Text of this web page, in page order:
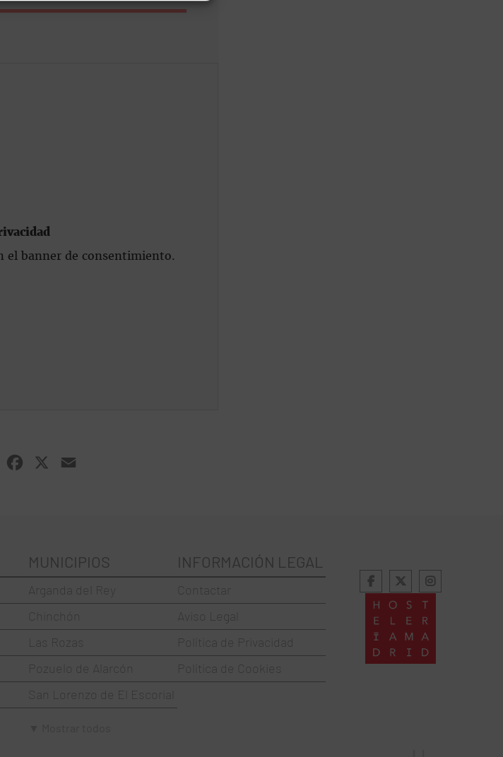
el banner de consentimiento.
WhatsAppFacebook
MUNICIPIOS
Arganda del Rey
Chinchón
Las Rozas
Pozuelo de Alarcón
San Lorenzo de El Escorial
INFORMACIÓN LEGAL
Contactar
Aviso Legal
Política de Privacidad
Política de Cookies